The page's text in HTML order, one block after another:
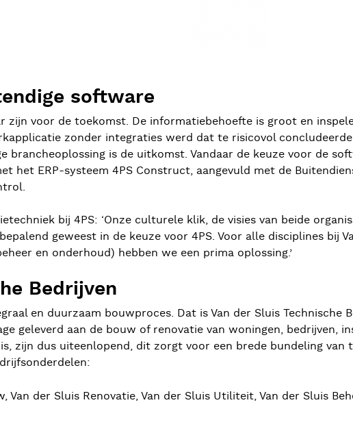
software
zijn voor de toekomst. De informatiebehoefte is groot en
zonder integraties werd dat te risicovol
is de uitkomst. Vandaar de keuze voor de
het ERP-systeem 4PS Construct, aangevuld met de
bij 4PS: ‘Onze culturele klik, de visies van beide
geweest in de keuze voor 4PS. Voor alle disciplines bij
en onderhoud) hebben we een prima oplossing.’
Bedrijven
en duurzaam bouwproces. Dat is Van der Sluis Technische
geleverd aan de bouw of renovatie van woningen, bedrijven,
zijn dus uiteenlopend, dit zorgt voor een brede bundeling van
der Sluis Renovatie, Van der Sluis Utiliteit, Van der Sluis